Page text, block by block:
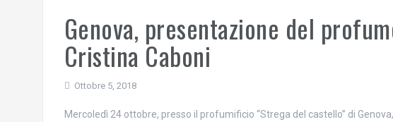
Genova, presentazione del
Cristina Caboni
Ottobre 5, 2018
Mercoledì 24 ottobre, presso il profumificio “Strega del castello” di